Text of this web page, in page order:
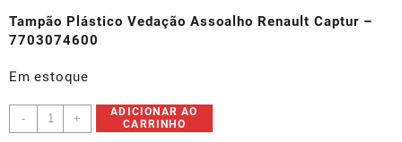
original atual
Tampão Plástico Vedação Assoalho Renault Captur –
7703074600
Em estoque
-
Tampão
Plastico
+
ADICIONAR AO
CARRINHO